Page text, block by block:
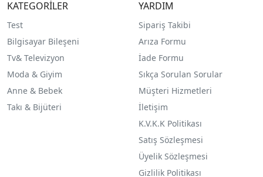
KATEGORİLER
Test
Bilgisayar Bileşeni
Tv& Televizyon
Moda & Giyim
Anne & Bebek
Takı & Bijüteri
YARDIM
Sipariş Takibi
Arıza Formu
İade Formu
Sıkça Sorulan Sorular
Müşteri Hizmetleri
İletişim
K.V.K.K Politikası
Satış Sözleşmesi
Üyelik Sözleşmesi
Gizlilik Politikası